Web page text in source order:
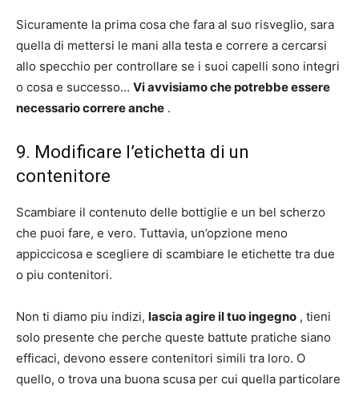
Sicuramente la prima cosa che fara al suo risveglio, sara
quella di mettersi le mani alla testa e correre a cercarsi
allo specchio per controllare se i suoi capelli sono integri
o cosa e successo… Vi avvisiamo che potrebbe essere
necessario correre anche .
9. Modificare l’etichetta di un
contenitore
Scambiare il contenuto delle bottiglie e un bel scherzo
che puoi fare, e vero. Tuttavia, un’opzione meno
appiccicosa e scegliere di scambiare le etichette tra due
o piu contenitori.
Non ti diamo piu indizi, lascia agire il tuo ingegno , tieni
solo presente che perche queste battute pratiche siano
efficaci, devono essere contenitori simili tra loro. O
quello, o trova una buona scusa per cui quella particolare